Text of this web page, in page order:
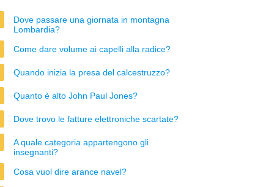
Dove passare una giornata in montagna
Lombardia?
Come dare volume ai capelli alla radice?
Quando inizia la presa del calcestruzzo?
Quanto è alto John Paul Jones?
Dove trovo le fatture elettroniche scartate?
A quale categoria appartengono gli
insegnanti?
Cosa vuol dire arance navel?